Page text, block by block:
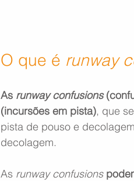
O que é runway
As runway confusions
(incursões em pista), que
pista de pouso e
decolagem.
As runway confusions